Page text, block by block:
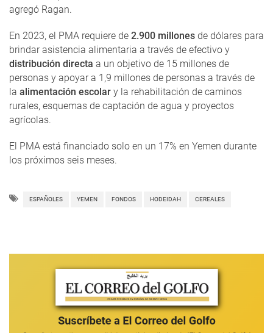
agregó Ragan.
En 2023, el PMA requiere de 2.900 millones de dólares para
brindar asistencia alimentaria a través de efectivo y
distribución directa a un objetivo de 15 millones de
personas y apoyar a 1,9 millones de personas a través de
la alimentación escolar y la rehabilitación de caminos
rurales, esquemas de captación de agua y proyectos
agrícolas.
El PMA está financiado solo en un 17% en Yemen durante
los próximos seis meses.
ESPAÑOLES YEMEN FONDOS HODEIDAH CEREALES